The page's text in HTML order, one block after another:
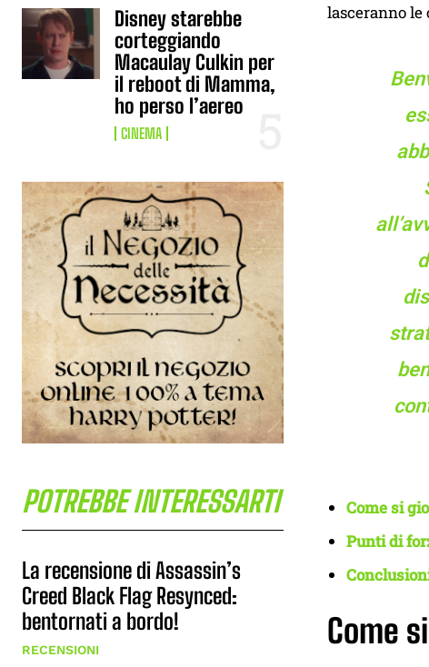
Disney starebbe
corteggiando
Macaulay Culkin per
il reboot di Mamma,
ho perso l’aereo
CINEMA
POTREBBE INTERESSARTI
La recensione di Assassin’s
Creed Black Flag Resynced:
bentornati a bordo!
RECENSIONI
lasceranno le
Come si
Punti di
Come